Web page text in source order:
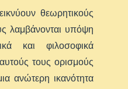
θεωρητικούς
λαμβάνονται υπόψη
και φιλοσοφικά
τους ορισμούς
ανώτερη ικανότητα